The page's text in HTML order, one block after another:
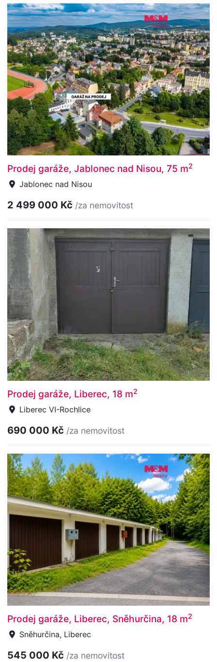
Prodej garáže, Jablonec nad Nisou, 75 m2
Jablonec nad Nisou
2 499 000 Kč /za nemovitost
Prodej garáže, Liberec, 18 m2
Liberec VI-Rochlice
690 000 Kč /za nemovitost
Prodej garáže, Liberec, Sněhurčina, 18 m2
Sněhurčina, Liberec
545 000 Kč /za nemovitost